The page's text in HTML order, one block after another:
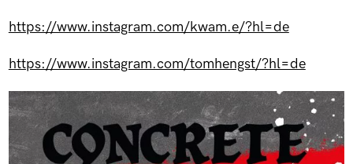
https://www.instagram.com/kwam.e/?hl=de
https://www.instagram.com/tomhengst/?hl=de